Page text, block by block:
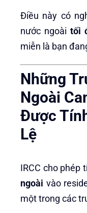
Điều này có
nước ngoài tối
miễn là bạn
Những
Ngoài
Được
Lệ
IRCC cho phép
ngoài vào
một trong các